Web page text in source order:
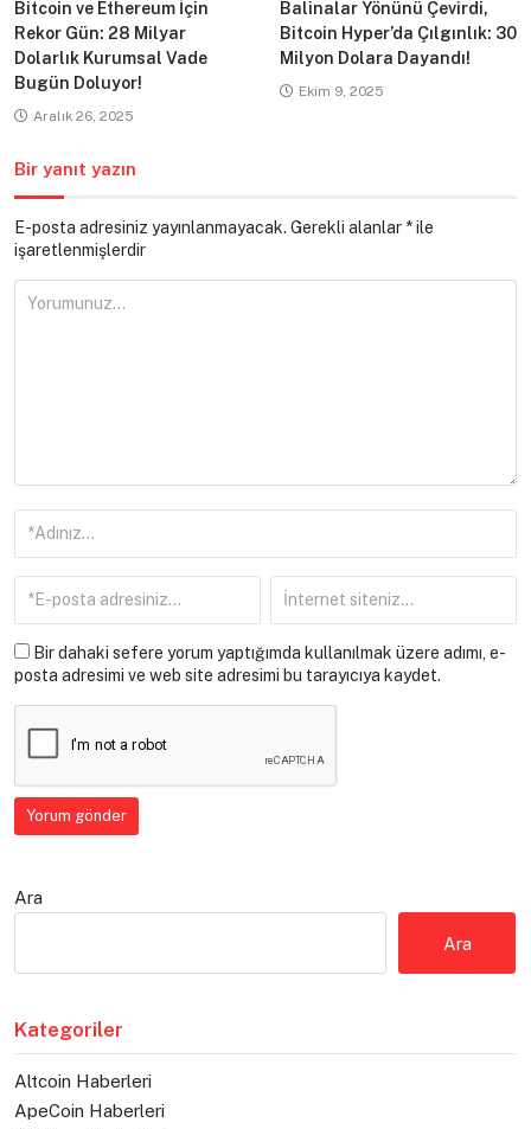
Bitcoin ve Ethereum İçin
Rekor Gün: 28 Milyar
Dolarlık Kurumsal Vade
Bugün Doluyor!
Aralık 26, 2025
Balinalar Yönünü Çevirdi,
Bitcoin Hyper’da Çılgınlık: 30
Milyon Dolara Dayandı!
Ekim 9, 2025
Bir yanıt yazın
E-posta adresiniz yayınlanmayacak. Gerekli alanlar *ile
işaretlenmişlerdir
Bir dahaki sefere yorum yaptığımda kullanılmak üzere adımı, e-
posta adresimi ve web site adresimi bu tarayıcıya kaydet.
Ara
Ara
Kategoriler
Altcoin Haberleri
ApeCoin Haberleri